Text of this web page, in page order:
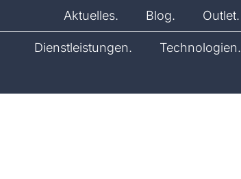
Aktuelles. Blog. Outlet.
Dienstleistungen. Technologien.